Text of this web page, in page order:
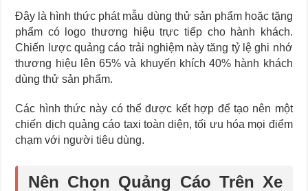
Đây là hình thức phát mẫu dùng thử sản phẩm hoặc tặng
phẩm có logo thương hiệu trực tiếp cho hành khách.
Chiến lược quảng cáo trải nghiệm này tăng tỷ lệ ghi nhớ
thương hiệu lên 65% và khuyến khích 40% hành khách
dùng thử sản phẩm.
Các hình thức này có thể được kết hợp để tạo nên một
chiến dịch quảng cáo taxi toàn diện, tối ưu hóa mọi điểm
chạm với người tiêu dùng.
Nên Chọn Quảng Cáo Trên Xe